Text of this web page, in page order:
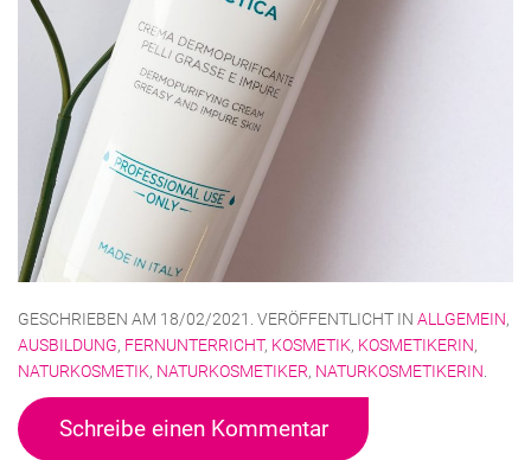
GESCHRIEBEN AM 18/02/2021 . VERÖFFENTLICHT IN ALLGEMEIN,
AUSBILDUNG, FERNUNTERRICHT, KOSMETIK, KOSMETIKERIN,
NATURKOSMETIK, NATURKOSMETIKER, NATURKOSMETIKERIN.
Schreibe einen Kommentar